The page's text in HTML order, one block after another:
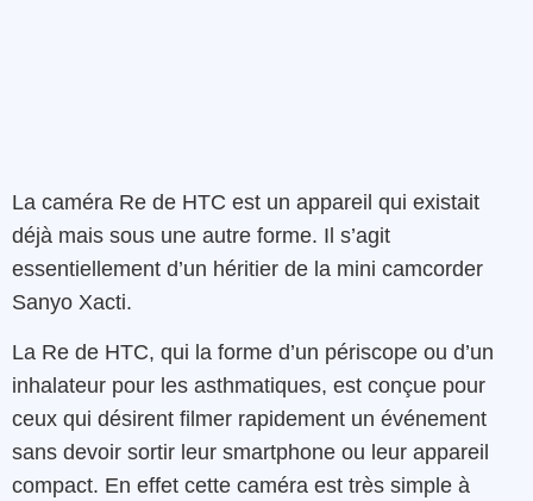
La caméra Re de HTC est un appareil qui existait
déjà mais sous une autre forme. Il s’agit
essentiellement d’un héritier de la mini camcorder
Sanyo Xacti.
La Re de HTC, qui la forme d’un périscope ou d’un
inhalateur pour les asthmatiques, est conçue pour
ceux qui désirent filmer rapidement un événement
sans devoir sortir leur smartphone ou leur appareil
compact. En effet cette caméra est très simple à